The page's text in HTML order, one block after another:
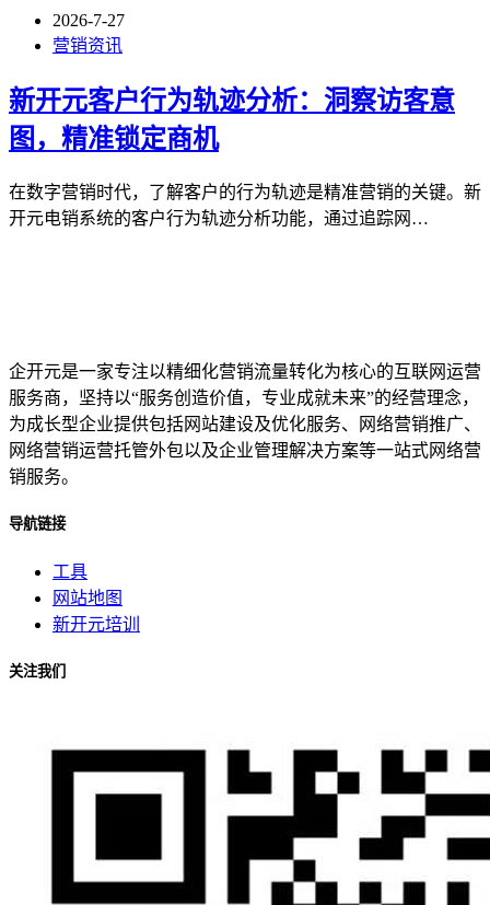
2026-7-27
营销资讯
新开元客户行为轨迹分析：洞察访客意
图，精准锁定商机
在数字营销时代，了解客户的行为轨迹是精准营销的关键。新
开元电销系统的客户行为轨迹分析功能，通过追踪网…
企开元是一家专注以精细化营销流量转化为核心的互联网运营
服务商，坚持以“服务创造价值，专业成就未来”的经营理念，
为成长型企业提供包括网站建设及优化服务、网络营销推广、
网络营销运营托管外包以及企业管理解决方案等一站式网络营
销服务。
导航链接
工具
网站地图
新开元培训
关注我们